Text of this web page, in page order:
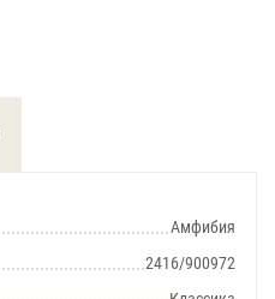
Амфибия
2416/900972